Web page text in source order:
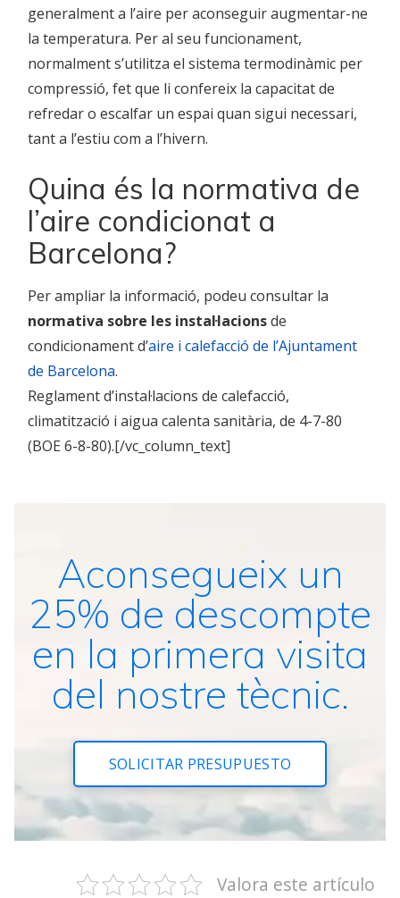
generalment a l’aire per aconseguir augmentar-ne
la temperatura. Per al seu funcionament,
normalment s’utilitza el sistema termodinàmic per
compressió, fet que li confereix la capacitat de
refredar o escalfar un espai quan sigui necessari,
tant a l’estiu com a l’hivern.
Quina és la normativa de
l’aire condicionat a
Barcelona?
Per ampliar la informació, podeu consultar la
normativa sobre les instal·lacionsde
condicionament d’aire i calefacció de l’Ajuntament
de Barcelona.
Reglament d’instal·lacions de calefacció,
climatització i aigua calenta sanitària, de 4-7-80
(BOE 6-8-80).[/vc_column_text]
Aconsegueix un
25% de descompte
en la primera visita
del nostre tècnic.
SOLICITAR PRESUPUESTO
Valora este artículo